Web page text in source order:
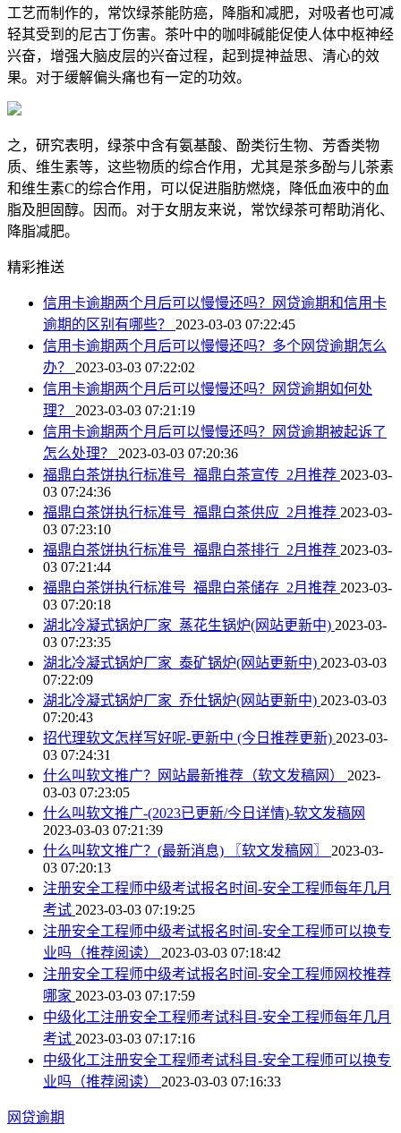
工艺而制作的，常饮绿茶能防癌，降脂和减肥，对吸者也可减
轻其受到的尼古丁伤害。茶叶中的咖啡碱能促使人体中枢神经
兴奋，增强大脑皮层的兴奋过程，起到提神益思、清心的效
果。对于缓解偏头痛也有一定的功效。
之，研究表明，绿茶中含有氨基酸、酚类衍生物、芳香类物
质、维生素等，这些物质的综合作用，尤其是茶多酚与儿茶素
和维生素C的综合作用，可以促进脂肪燃烧，降低血液中的血
脂及胆固醇。因而。对于女朋友来说，常饮绿茶可帮助消化、
降脂减肥。
精彩推送
信用卡逾期两个月后可以慢慢还吗？网贷逾期和信用卡
逾期的区别有哪些？ 2023-03-03 07:22:45
信用卡逾期两个月后可以慢慢还吗？多个网贷逾期怎么
办？ 2023-03-03 07:22:02
信用卡逾期两个月后可以慢慢还吗？网贷逾期如何处
理？ 2023-03-03 07:21:19
信用卡逾期两个月后可以慢慢还吗？网贷逾期被起诉了
怎么处理？ 2023-03-03 07:20:36
福鼎白茶饼执行标准号_福鼎白茶宣传_2月推荐 2023-03-
03 07:24:36
福鼎白茶饼执行标准号_福鼎白茶供应_2月推荐 2023-03-
03 07:23:10
福鼎白茶饼执行标准号_福鼎白茶排行_2月推荐 2023-03-
03 07:21:44
福鼎白茶饼执行标准号_福鼎白茶储存_2月推荐 2023-03-
03 07:20:18
湖北冷凝式锅炉厂家_蒸花生锅炉(网站更新中) 2023-03-
03 07:23:35
湖北冷凝式锅炉厂家_泰矿锅炉(网站更新中) 2023-03-03
07:22:09
湖北冷凝式锅炉厂家_乔仕锅炉(网站更新中) 2023-03-03
07:20:43
招代理软文怎样写好呢-更新中 (今日推荐更新) 2023-03-
03 07:24:31
什么叫软文推广？网站最新推荐（软文发稿网） 2023-
03-03 07:23:05
什么叫软文推广-(2023已更新/今日详情)-软文发稿网
2023-03-03 07:21:39
什么叫软文推广？(最新消息) 〖软文发稿网〗 2023-03-
03 07:20:13
注册安全工程师中级考试报名时间-安全工程师每年几月
考试 2023-03-03 07:19:25
注册安全工程师中级考试报名时间-安全工程师可以换专
业吗（推荐阅读） 2023-03-03 07:18:42
注册安全工程师中级考试报名时间-安全工程师网校推荐
哪家 2023-03-03 07:17:59
中级化工注册安全工程师考试科目-安全工程师每年几月
考试 2023-03-03 07:17:16
中级化工注册安全工程师考试科目-安全工程师可以换专
业吗（推荐阅读） 2023-03-03 07:16:33
网贷逾期